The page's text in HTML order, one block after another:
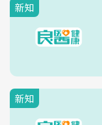
新知
新知